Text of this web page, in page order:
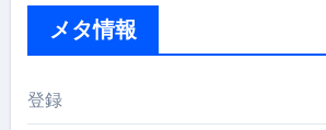
メタ情報
登録